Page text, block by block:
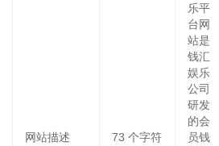
网站描述 73 个字符
乐平
台网
站是
钱汇
娱乐
公司
研发
的会
员钱